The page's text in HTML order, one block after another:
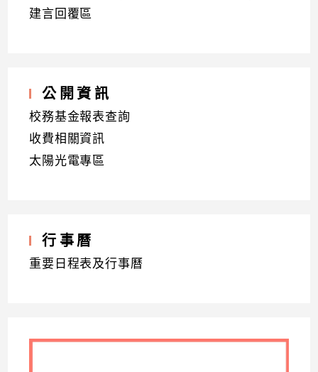
建言回覆區
公開資訊
校務基金報表查詢
收費相關資訊
太陽光電專區
行事曆
重要日程表及行事曆